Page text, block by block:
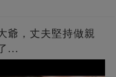
爺，丈夫堅持做親
...